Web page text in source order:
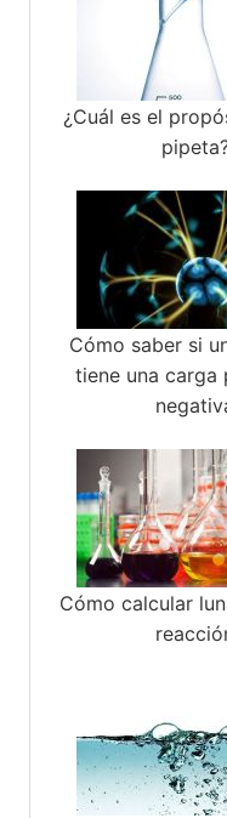
¿Cuál es el
Cómo saber si
tiene una carga
Cómo calcular